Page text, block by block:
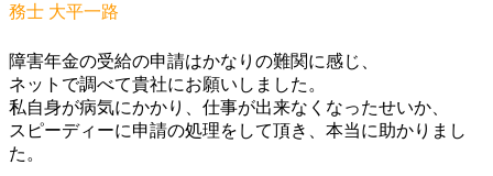
務士 大平一路
障害年金の受給の申請はかなりの難関に感じ、
ネットで調べて貴社にお願いしました。
私自身が病気にかかり、仕事が出来なくなったせいか、
スピーディーに申請の処理をして頂き、本当に助かりまし
た。